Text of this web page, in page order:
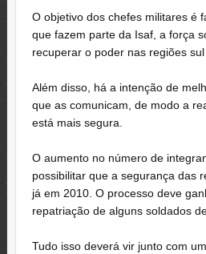
O objetivo dos chefes militares é
que fazem parte da Isaf, a força
recuperar o poder nas regiões
Além disso, há a intenção de
que as comunicam, de modo a
está mais segura.
O aumento no número de
possibilitar que a segurança das
já em 2010. O processo deve
repatriação de alguns soldados
Tudo isso deverá vir junto com